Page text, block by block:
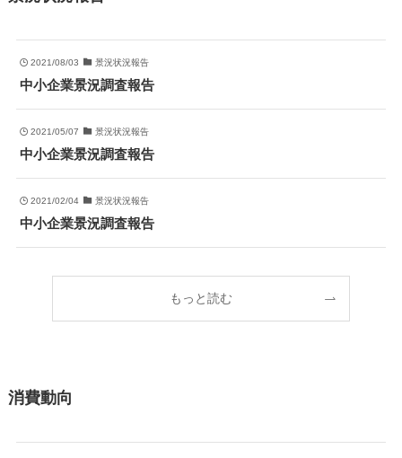
2021/08/03 景況状況報告
中小企業景況調査報告
2021/05/07 景況状況報告
中小企業景況調査報告
2021/02/04 景況状況報告
中小企業景況調査報告
もっと読む
消費動向